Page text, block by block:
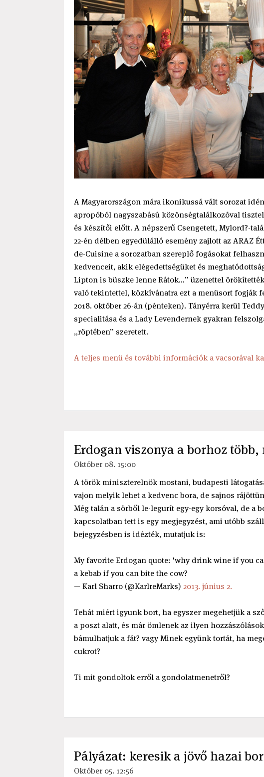
A Magyarországon mára ikonikussá vált sorozat
apropóból nagyszabású közönségtalálkozóval
és készítői előtt. A népszerű Csengetett, Mylord?-
22-én délben egyedülálló esemény zajlott az ARAZ
de-Cuisine a sorozatban szereplő fogásokat
kedvenceit, akik elégedettségüket és
Lipton is büszke lenne Rátok…” üzenettel
való tekintettel, közkívánatra ezt a menüsort fogják
2018. október 26-án (pénteken). Tányérra kerül
specialitása és a Lady Levendernek gyakran
„röptében” szeretett.
A teljes menü és további információk a vacsorával
Erdogan viszonya a borhoz több,
Október 08. 15:00
A török miniszterelnök mostani, budapesti
vajon melyik lehet a kedvenc bora, de sajnos
Még talán a sörből le-legurít egy-egy korsóval, de a
kapcsolatban tett is egy megjegyzést, ami utóbb
bejegyzésben is idézték, mutatjuk is:
My favorite Erdogan quote: 'why drink wine if you
a kebab if you can bite the cow?
— Karl Sharro (@KarlreMarks) 2013. június 2.
Tehát miért igyunk bort, ha egyszer megehetjük a
a poszt alatt, és már ömlenek az ilyen
bámulhatjuk a fát? vagy Minek együnk tortát, ha
cukrot?
Ti mit gondoltok erről a gondolatmenetről?
Pályázat: keresik a jövő hazai
Október 05. 12:56